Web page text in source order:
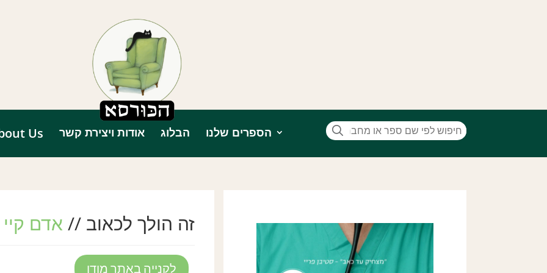
הספרים שלנו הבלוג אודות ויצירת קשר Us
זה הולך לכאוב // אדם קיי
לקנייה באתר מודן